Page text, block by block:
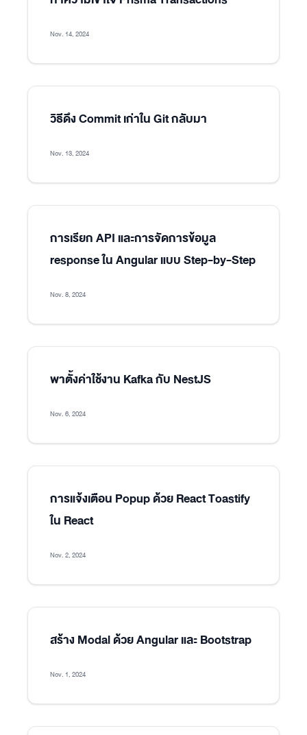
Nov. 14, 2024
วิธีดึง Commit เก่าใน Git กลับมา
Nov. 13, 2024
การเรียก API และการจัดการข้อมูล
response ใน Angular แบบ Step-by-Step
Nov. 8, 2024
พาตั้งค่าใช้งาน Kafka กับ NestJS
Nov. 6, 2024
การแจ้งเตือน Popup ด้วย React Toastify
ใน React
Nov. 2, 2024
สร้าง Modal ด้วย Angular และ Bootstrap
Nov. 1, 2024